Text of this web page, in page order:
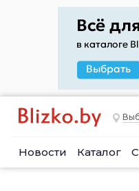
Новости Каталог